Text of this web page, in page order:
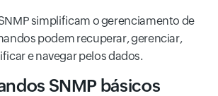
simplificam o gerenciamento de
podem recuperar, gerenciar,
e navegar pelos dados.
SNMP básicos